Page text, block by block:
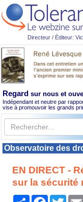
Directeur / Éditeur:
Regard sur nous et
Indépendant et neutre par
vise à promouvoir les grands
Observatoire des
EN DIRECT -
sur la sécurité
PartagerFacebook